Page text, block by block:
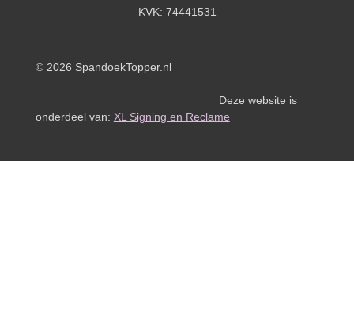
KVK: 74441531
© 2026 SpandoekTopper.nl
Deze website is
onderdeel van: XL Signing en Reclame